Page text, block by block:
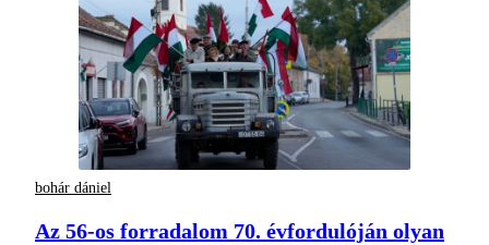
bohár dániel
Az 56-os forradalom 70. évfordulóján olyan